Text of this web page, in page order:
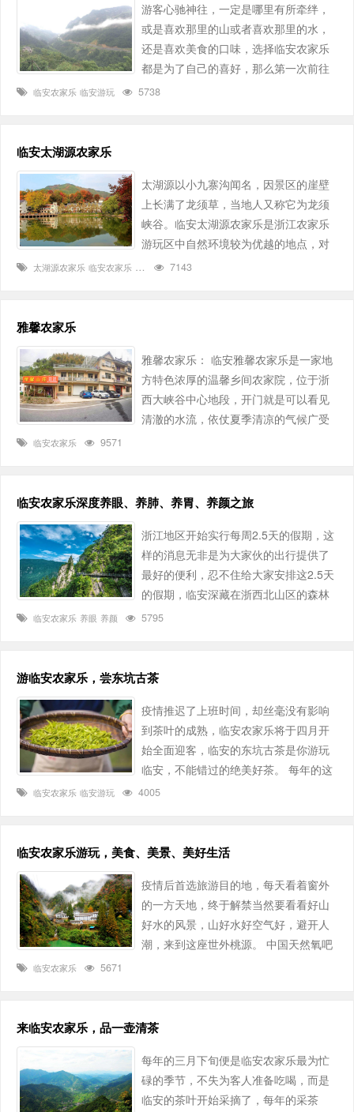
总的花期可持续3个月左右，赏花正
当……
游客心驰神往，一定是哪里有所牵绊，
或是喜欢那里的山或者喜欢那里的水，
还是喜欢美食的口味，选择临安农家乐
都是为了自己的喜好，那么第一次前往
临安农家乐的你道理为了什么呢？ 自乡
个都能让你乐不思蜀。 来到临安……
临安农家乐 临安游玩 5738
临安太湖源农家乐
太湖源以小九寨沟闻名，因景区的崖壁
上长满了龙须草，当地人又称它为龙须
峡谷。临安太湖源农家乐是浙江农家乐
游玩区中自然环境较为优越的地点，对
于喜欢景区游玩的游客们算是一个人间
有"小九寨沟"、"猢狲沟"、"龙须沟"、"生
态沟"、"龙须峡谷"等别称美誉的太湖
源，风光资源独特，是一个天然绿
色……
太湖源农家乐 临安农家乐 临安农家乐游玩
7143
雅馨农家乐
雅馨农家乐： 临安雅馨农家乐是一家地
方特色浓厚的温馨乡间农家院，位于浙
西大峡谷中心地段，开门就是可以看见
清澈的水流，依仗夏季清凉的气候广受
清凉，雅馨农家是您休闲度假的必选之
临安农家乐 9571
临安农家乐深度养眼、养肺、养胃、养颜之旅
浙江地区开始实行每周2.5天的假期，这
样的消息无非是为大家伙的出行提供了
最好的便利，忍不住给大家安排这2.5天
的假期，临安深藏在浙西北山区的森林
小城镇，介绍给你！ 临安农家乐养肺之
子含量最高达130000个/立方厘米，来
负氧离子含量是最充足的，天目山的
每……
临安农家乐 养眼 养颜 5795
游临安农家乐，尝东坑古茶
疫情推迟了上班时间，却丝毫没有影响
到茶叶的成熟，临安农家乐将于四月开
始全面迎客，临安的东坑古茶是你游玩
临安，不能错过的绝美好茶。 每年的这
个时候，藏于深山、伺机而动的东坑
而来，溪流清泉在山林在路边潺潺而
春茶萎凋杀青时散发的浓烈气息，非
常……
临安农家乐 临安游玩 4005
临安农家乐游玩，美食、美景、美好生活
疫情后首选旅游目的地，每天看着窗外
的一方天地，终于解禁当然要看看好山
好水的风景，山好水好空气好，避开人
潮，来到这座世外桃源。 中国天然氧吧
森林覆盖率高达81.93％，食材也是多不
家中的胃感受到最纯正的大自然馈……
临安农家乐 5671
来临安农家乐，品一壶清茶
每年的三月下旬便是临安农家乐最为忙
碌的季节，不失为客人准备吃喝，而是
临安的茶叶开始采摘了，每年的采茶